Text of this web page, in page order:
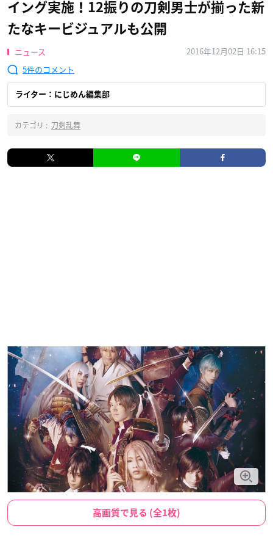
イング実施！12振りの刀剣男士が揃った新
たなキービジュアルも公開
ニュース
2016年12月02日 16:15
5
ライター：にじめん編集部
カテゴリ : 刀剣乱舞
高画質で見る (全1枚)